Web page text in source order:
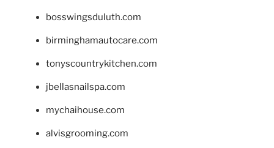
bosswingsduluth.com
birminghamautocare.com
tonyscountrykitchen.com
jbellasnailspa.com
mychaihouse.com
alvisgrooming.com